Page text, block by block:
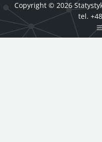
Copyright © 2026
tel.